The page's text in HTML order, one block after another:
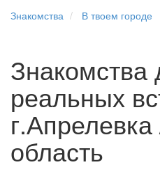
Знакомства В твоем городе
Знакомства
реальных
область